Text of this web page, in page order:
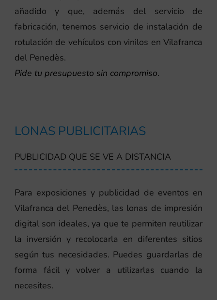
añadido y que, además del servicio de
fabricación, tenemos servicio de instalación de
rotulación de vehículos con vinilos en Vilafranca
del Penedès.
Pide tu presupuesto sin compromiso.
LONAS PUBLICITARIAS
PUBLICIDAD QUE SE VE A DISTANCIA
Para exposiciones y publicidad de eventos en
Vilafranca del Penedès, las lonas de impresión
digital son ideales, ya que te permiten reutilizar
la inversión y recolocarla en diferentes sitios
según tus necesidades. Puedes guardarlas de
forma fácil y volver a utilizarlas cuando la
necesites.